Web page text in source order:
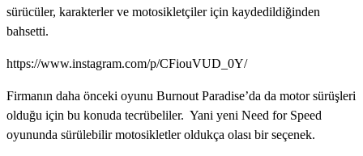
sürücüler, karakterler ve motosikletçiler için kaydedildiğinden
bahsetti.
https://www.instagram.com/p/CFiouVUD_0Y/
Firmanın daha önceki oyunu Burnout Paradise’da da motor sürüşleri
olduğu için bu konuda tecrübeliler. Yani yeni Need for Speed
oyununda sürülebilir motosikletler oldukça olası bir seçenek.